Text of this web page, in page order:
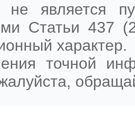
является
Статьи 437
характер.
точной